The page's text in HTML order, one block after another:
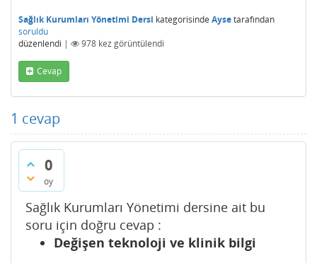
Sağlık Kurumları Yönetimi Dersi kategorisinde Aysetarafından
soruldu
düzenlendi | 978 kez görüntülendi
Cevap
1 cevap
0
oy
Sağlık Kurumları Yönetimi dersine ait bu
soru için doğru cevap :
Değişen teknoloji ve klinik bilgi